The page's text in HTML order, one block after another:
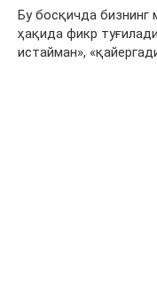
Бу босқичда бизнинг
ҳақида фикр
истайман»,